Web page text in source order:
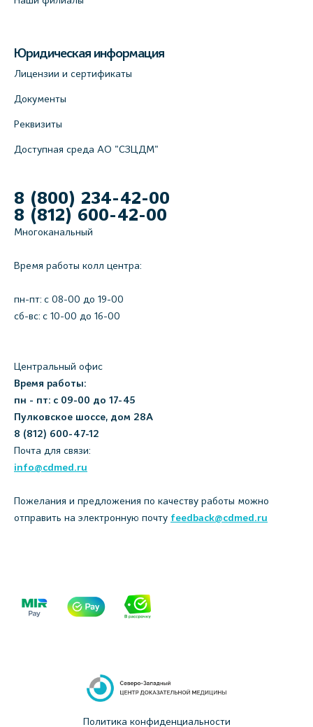
Юридическая информация
Лицензии и сертификаты
Документы
Реквизиты
Доступная среда АО "СЗЦДМ"
8 (800) 234-42-00
8 (812) 600-42-00
Многоканальный
Время работы колл центра:
пн-пт: c 08-00 до 19-00
сб-вс: с 10-00 до 16-00
Центральный офис
Время работы:
пн - пт: с 09-00 до 17-45
Пулковское шоссе, дом 28А
8 (812) 600-47-12
Почта для связи:
info@cdmed.ru
Пожелания и предложения по качеству работы можно
отправить на электронную почту feedback@cdmed.ru
Политика конфиденциальности